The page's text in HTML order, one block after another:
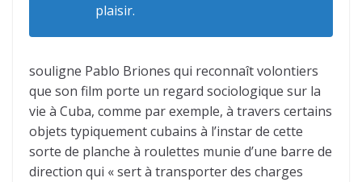
plaisir.
souligne Pablo Briones qui reconnaît volontiers
que son film porte un regard sociologique sur la
vie à Cuba, comme par exemple, à travers certains
objets typiquement cubains à l’instar de cette
sorte de planche à roulettes munie d’une barre de
direction qui « sert à transporter des charges